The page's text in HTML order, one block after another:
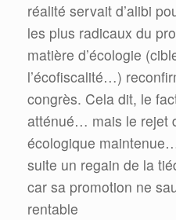
réalité servait d’alibi
les plus radicaux du
matière d’écologie
l’écofiscalité…)
congrès. Cela dit, le
atténué… mais le rejet
écologique
suite un regain de la
car sa promotion ne
rentable